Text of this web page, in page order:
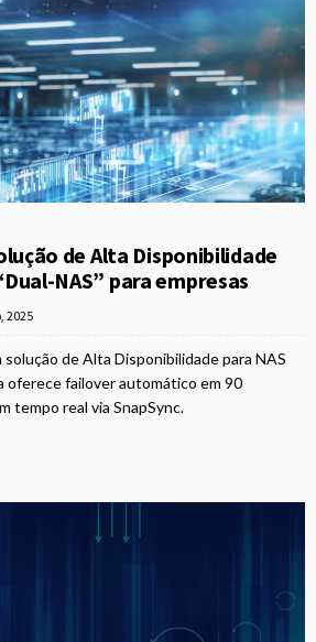
de Alta Disponibilidade
NAS” para empresas
2025
de Alta Disponibilidade para NAS
oferece failover automático em 90
tempo real via SnapSync.